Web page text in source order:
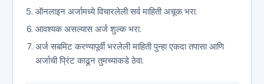
ऑनलाइन अर्जामध्ये विचारलेली सर्व माहिती अचूक भरा.
आवश्यक असल्यास अर्ज शुल्क भरा.
अर्ज सबमिट करण्यापूर्वी भरलेली माहिती पुन्हा एकदा तपासा आणि
अर्जाची प्रिंट काढून तुमच्याकडे ठेवा.